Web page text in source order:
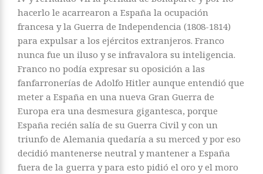
hacerlo le acarrearon a España la ocupación
francesa y la Guerra de Independencia (1808-1814)
para expulsar a los ejércitos extranjeros. Franco
nunca fue un iluso y se infravalora su inteligencia.
Franco no podía expresar su oposición a las
fanfarronerías de Adolfo Hitler aunque entendió que
meter a España en una nueva Gran Guerra de
Europa era una desmesura gigantesca, porque
España recién salía de su Guerra Civil y con un
triunfo de Alemania quedaría a su merced y por eso
decidió mantenerse neutral y mantener a España
fuera de la guerra y para esto pidió el oro y el moro